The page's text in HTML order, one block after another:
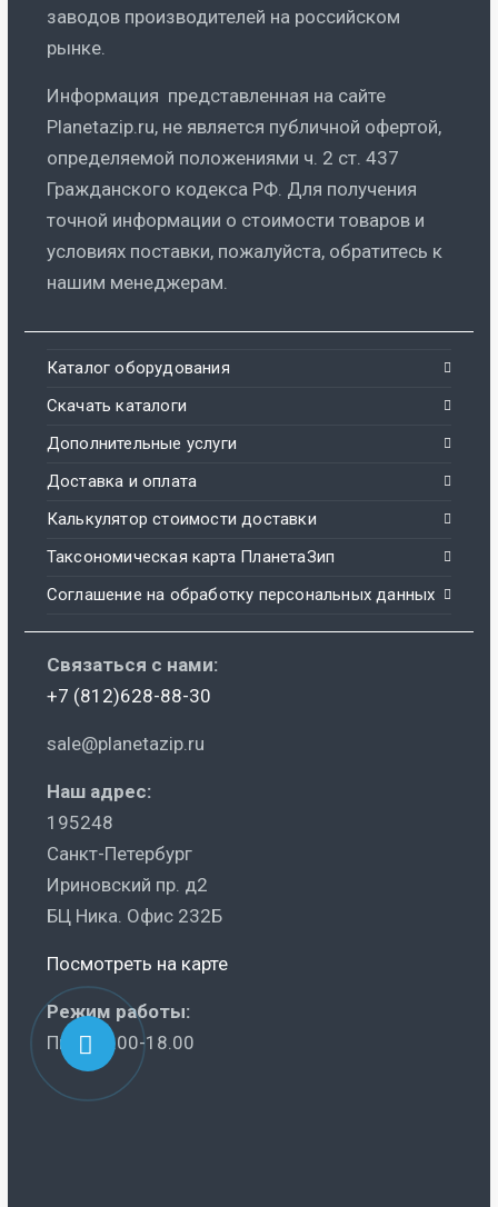
заводов производителей на российском
рынке.
Информация представленная на сайте
Planetazip.ru, не является публичной офертой,
определяемой положениями ч. 2 ст. 437
Гражданского кодекса РФ. Для получения
точной информации о стоимости товаров и
условиях поставки, пожалуйста, обратитесь к
нашим менеджерам.
Каталог оборудования
Скачать каталоги
Дополнительные услуги
Доставка и оплата
Калькулятор стоимости доставки
Таксономическая карта ПланетаЗип
Соглашение на обработку персональных данных
Связаться с нами:
+7 (812)628-88-30
sale@planetazip.ru
Наш адрес:
195248
Санкт-Петербург
Ириновский пр. д2
БЦ Ника. Офис 232Б
Посмотреть на карте
Режим работы:
Пн-Пт 9.00-18.00